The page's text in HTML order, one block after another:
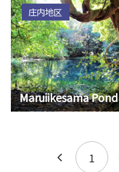
Maruiikesama Pond
庄内地区
1